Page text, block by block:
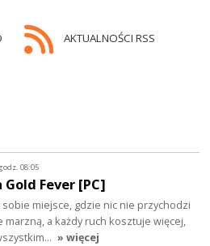
AKTUALNOŚCI RSS
08:05
Gold Fever [PC]
sobie miejsce, gdzie nic nie przychodzi
marzną, a każdy ruch kosztuje więcej,
» więcej